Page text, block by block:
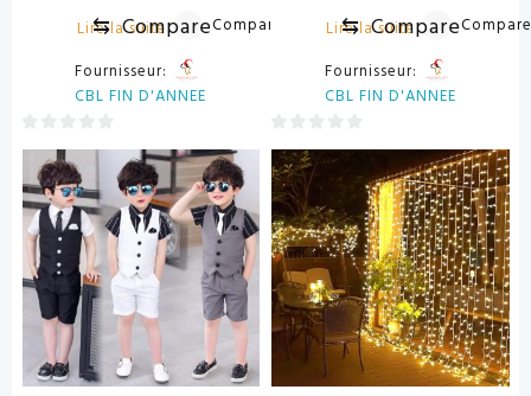
Lire la suite
⇆ CompareCompare
Fournisseur:
CBL FIN D'ANNEE
0
sur
5
Lire la suite
⇆ Compare
Fournisseur:
CBL FIN D'ANNEE
0
sur
5